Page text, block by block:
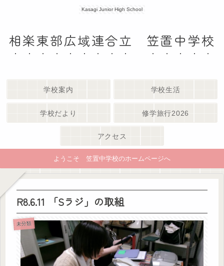
Kasagi Junior High School
相楽東部広域連合立 笠置中学校
学校案内 学校生活
学校だより 修学旅行2026
アクセス
ようこそ 笠置中学校のホームページへ
R8.6.11 「Sラジ」の取組
未分類